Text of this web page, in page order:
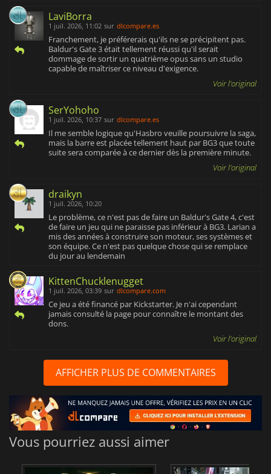
LaviBorra
1 juil. 2026, 11:02 sur dlcompare.es
Franchement, je préférerais qu'ils ne se précipitent pas.
Baldur's Gate 3 était tellement réussi qu'il serait
dommage de sortir un quatrième opus sans un studio
capable de maîtriser ce niveau d'exigence.
Voir l'original
SerYohoho
1 juil. 2026, 10:37 sur dlcompare.es
Il me semble logique qu'Hasbro veuille poursuivre la saga,
mais la barre est placée tellement haut par BG3 que toute
suite sera comparée à ce dernier dès la première minute.
Voir l'original
draikyn
1 juil. 2026, 10:20
Le problème, ce n'est pas de faire un Baldur's Gate 4, c'est
de faire un jeu qui ne paraisse pas inférieur à BG3. Larian a
mis des années à construire son moteur, ses systèmes et
son équipe. Ce n'est pas quelque chose qui se remplace
du jour au lendemain
KittenChucklenugget
1 juil. 2026, 03:39 sur dlcompare.com
Ce jeu a été financé par Kickstarter. Je n'ai cependant
jamais consulté la page pour connaître le montant des
dons.
Voir l'original
AFFICHER PLUS DE COMMENTAIRES
Vous pourriez aussi aimer